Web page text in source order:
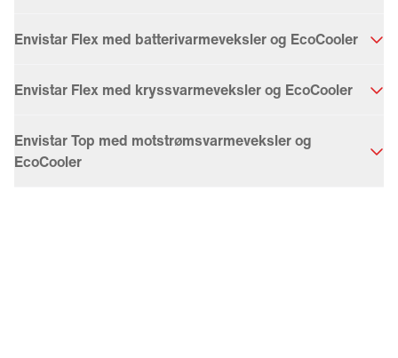
Envistar Flex med batterivarmeveksler og EcoCooler
Envistar Flex med kryssvarmeveksler og EcoCooler
Envistar Top med motstrømsvarmeveksler og
EcoCooler